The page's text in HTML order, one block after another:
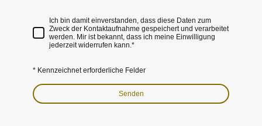
Ich bin damit einverstanden, dass diese Daten zum
Zweck der Kontaktaufnahme gespeichert und verarbeitet
werden. Mir ist bekannt, dass ich meine Einwilligung
jederzeit widerrufen kann.*
* Kennzeichnet erforderliche Felder
Senden